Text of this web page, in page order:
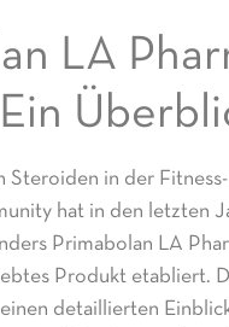
LA
Steroiden in der
hat in den letzten
Primabolan LA
Produkt etabliert.
detaillierten